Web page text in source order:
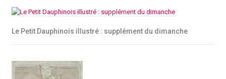
Le Petit Dauphinois illustré : supplément du dimanche